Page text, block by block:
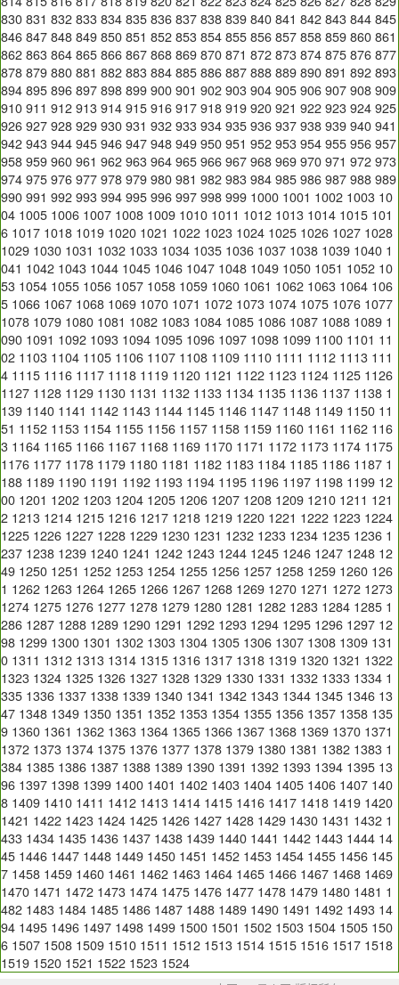
830 831 832 833 834 835 836 837 838 839 840 841 842 843 844 845
846 847 848 849 850 851 852 853 854 855 856 857 858 859 860 861
862 863 864 865 866 867 868 869 870 871 872 873 874 875 876 877
878 879 880 881 882 883 884 885 886 887 888 889 890 891 892 893
894 895 896 897 898 899 900 901 902 903 904 905 906 907 908 909
910 911 912 913 914 915 916 917 918 919 920 921 922 923 924 925
926 927 928 929 930 931 932 933 934 935 936 937 938 939 940 941
942 943 944 945 946 947 948 949 950 951 952 953 954 955 956 957
958 959 960 961 962 963 964 965 966 967 968 969 970 971 972 973
974 975 976 977 978 979 980 981 982 983 984 985 986 987 988 989
990 991 992 993 994 995 996 997 998 999 1000 1001 1002 1003 10
04 1005 1006 1007 1008 1009 1010 1011 1012 1013 1014 1015 101
6 1017 1018 1019 1020 1021 1022 1023 1024 1025 1026 1027 1028
1029 1030 1031 1032 1033 1034 1035 1036 1037 1038 1039 1040 1
041 1042 1043 1044 1045 1046 1047 1048 1049 1050 1051 1052 10
53 1054 1055 1056 1057 1058 1059 1060 1061 1062 1063 1064 106
5 1066 1067 1068 1069 1070 1071 1072 1073 1074 1075 1076 1077
1078 1079 1080 1081 1082 1083 1084 1085 1086 1087 1088 1089 1
090 1091 1092 1093 1094 1095 1096 1097 1098 1099 1100 1101 11
02 1103 1104 1105 1106 1107 1108 1109 1110 1111 1112 1113 111
4 1115 1116 1117 1118 1119 1120 1121 1122 1123 1124 1125 1126
1127 1128 1129 1130 1131 1132 1133 1134 1135 1136 1137 1138 1
139 1140 1141 1142 1143 1144 1145 1146 1147 1148 1149 1150 11
51 1152 1153 1154 1155 1156 1157 1158 1159 1160 1161 1162 116
3 1164 1165 1166 1167 1168 1169 1170 1171 1172 1173 1174 1175
1176 1177 1178 1179 1180 1181 1182 1183 1184 1185 1186 1187 1
188 1189 1190 1191 1192 1193 1194 1195 1196 1197 1198 1199 12
00 1201 1202 1203 1204 1205 1206 1207 1208 1209 1210 1211 121
2 1213 1214 1215 1216 1217 1218 1219 1220 1221 1222 1223 1224
1225 1226 1227 1228 1229 1230 1231 1232 1233 1234 1235 1236 1
237 1238 1239 1240 1241 1242 1243 1244 1245 1246 1247 1248 12
49 1250 1251 1252 1253 1254 1255 1256 1257 1258 1259 1260 126
1 1262 1263 1264 1265 1266 1267 1268 1269 1270 1271 1272 1273
1274 1275 1276 1277 1278 1279 1280 1281 1282 1283 1284 1285 1
286 1287 1288 1289 1290 1291 1292 1293 1294 1295 1296 1297 12
98 1299 1300 1301 1302 1303 1304 1305 1306 1307 1308 1309 131
0 1311 1312 1313 1314 1315 1316 1317 1318 1319 1320 1321 1322
1323 1324 1325 1326 1327 1328 1329 1330 1331 1332 1333 1334 1
335 1336 1337 1338 1339 1340 1341 1342 1343 1344 1345 1346 13
47 1348 1349 1350 1351 1352 1353 1354 1355 1356 1357 1358 135
9 1360 1361 1362 1363 1364 1365 1366 1367 1368 1369 1370 1371
1372 1373 1374 1375 1376 1377 1378 1379 1380 1381 1382 1383 1
384 1385 1386 1387 1388 1389 1390 1391 1392 1393 1394 1395 13
96 1397 1398 1399 1400 1401 1402 1403 1404 1405 1406 1407 140
8 1409 1410 1411 1412 1413 1414 1415 1416 1417 1418 1419 1420
1421 1422 1423 1424 1425 1426 1427 1428 1429 1430 1431 1432 1
433 1434 1435 1436 1437 1438 1439 1440 1441 1442 1443 1444 14
45 1446 1447 1448 1449 1450 1451 1452 1453 1454 1455 1456 145
7 1458 1459 1460 1461 1462 1463 1464 1465 1466 1467 1468 1469
1470 1471 1472 1473 1474 1475 1476 1477 1478 1479 1480 1481 1
482 1483 1484 1485 1486 1487 1488 1489 1490 1491 1492 1493 14
94 1495 1496 1497 1498 1499 1500 1501 1502 1503 1504 1505 150
6 1507 1508 1509 1510 1511 1512 1513 1514 1515 1516 1517 1518
1519 1520 1521 1522 1523 1524